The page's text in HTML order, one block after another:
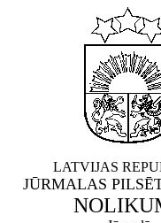
LATVIJAS
JŪRMALAS